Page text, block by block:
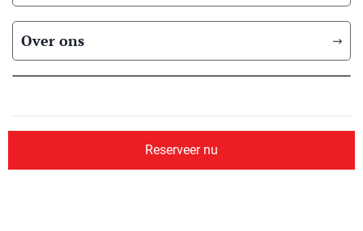
Reserveer nu
Over ons
© 2026 Scandic Booking
Algemene voorwaarden
Privacyverklaring